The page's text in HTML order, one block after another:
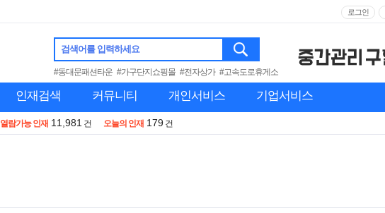
로그인
검색어를 입력하세요
#동대문패션타운 #가구단지쇼핑몰 #전자상가 #고속도로휴게소
인재검색 커뮤니티 개인서비스 기업서비스
열람가능 인재 11,981 건 오늘의 인재 179 건